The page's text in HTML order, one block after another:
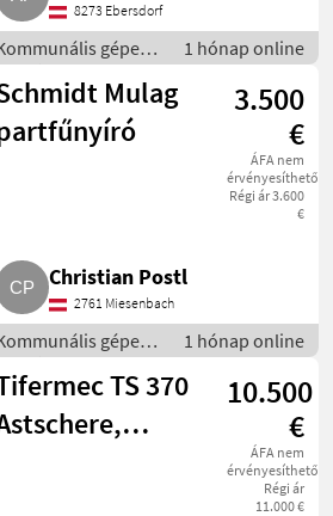
8273 Ebersdorf
gépek /
1 hónap online
Mulag
3.500
€
ÁFA nem
érvényesíthető
Régi ár 3.600
€
Christian Postl
2761 Miesenbach
gépek /
1 hónap online
TS 370
Doppelmesserbalken
10.500
€
ÁFA nem
érvényesíthető
Régi ár
11.000 €